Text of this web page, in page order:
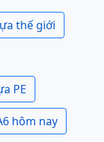
thế giới
PE
hôm nay